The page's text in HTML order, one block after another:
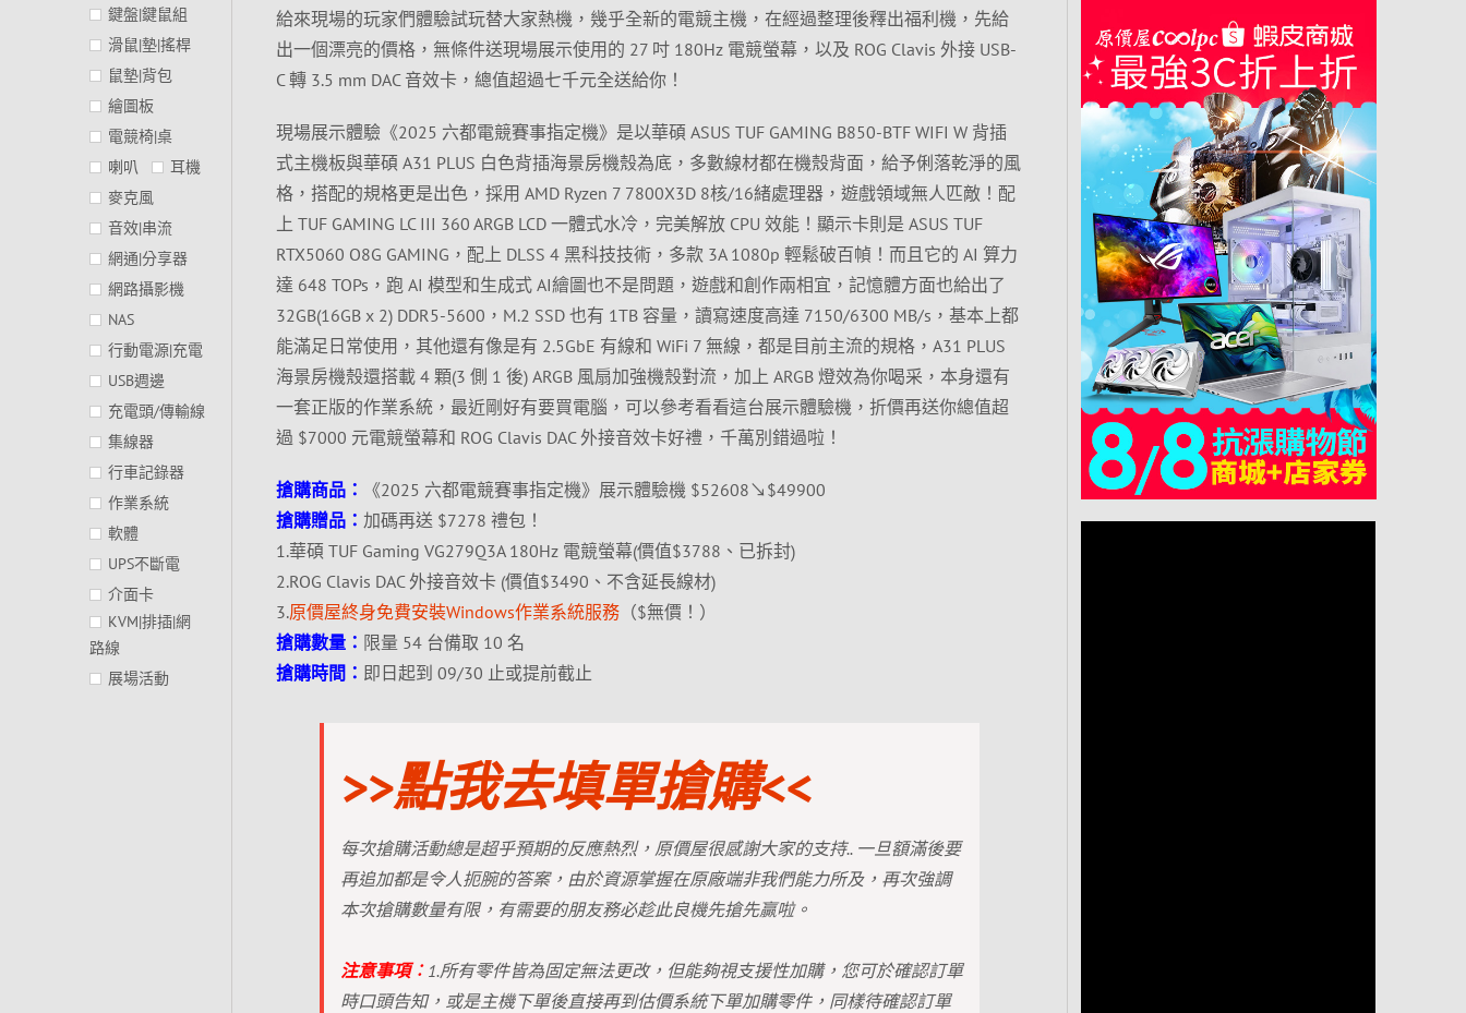
給來現場的玩家們體驗試玩替大家熱機，幾乎全新的電競主機，在經過整理後釋出福利機，先給
出一個漂亮的價格，無條件送現場展示使用的 27 吋 180Hz 電競螢幕，以及 ROG Clavis 外接 USB-
C 轉 3.5 mm DAC 音效卡，總值超過七千元全送給你！
現場展示體驗《2025 六都電競賽事指定機》是以華碩 ASUS TUF GAMING B850-BTF WIFI W 背插
式主機板與華碩 A31 PLUS 白色背插海景房機殼為底，多數線材都在機殼背面，給予俐落乾淨的風
格，搭配的規格更是出色，採用 AMD Ryzen 7 7800X3D 8核/16緒處理器，遊戲領域無人匹敵！配
上 TUF GAMING LC III 360 ARGB LCD 一體式水冷，完美解放 CPU 效能！顯示卡則是 ASUS TUF
RTX5060 O8G GAMING，配上 DLSS 4 黑科技技術，多款 3A 1080p 輕鬆破百幀！而且它的 AI 算力
達 648 TOPs，跑 AI 模型和生成式 AI繪圖也不是問題，遊戲和創作兩相宜，記憶體方面也給出了
32GB(16GB x 2) DDR5-5600，M.2 SSD 也有 1TB 容量，讀寫速度高達 7150/6300 MB/s，基本上都
能滿足日常使用，其他還有像是有 2.5GbE 有線和 WiFi 7 無線，都是目前主流的規格，A31 PLUS
海景房機殼還搭載 4 顆(3 側 1 後) ARGB 風扇加強機殼對流，加上 ARGB 燈效為你喝采，本身還有
一套正版的作業系統，最近剛好有要買電腦，可以參考看看這台展示體驗機，折價再送你總值超
過 $7000 元電競螢幕和 ROG Clavis DAC 外接音效卡好禮，千萬別錯過啦！
搶購商品：
《2025 六都電競賽事指定機》展示體驗機 $52608↘$49900
搶購贈品： 加碼再送 $7278 禮包！
1.華碩 TUF Gaming VG279Q3A 180Hz 電競螢幕(價值$3788、已拆封)
2.ROG Clavis DAC 外接音效卡 (價值$3490、不含延長線材)
3.原價屋終身免費安裝Windows作業系統服務（$無價！）
搶購數量： 限量 54 台備取 10 名
搶購時間： 即日起到 09/30 止或提前截止
>>點我去填單搶購<<
每次搶購活動總是超乎預期的反應熱烈，原價屋很感謝大家的支持.. 一旦額滿後要
再追加都是令人扼腕的答案，由於資源掌握在原廠端非我們能力所及，再次強調
本次搶購數量有限，有需要的朋友務必趁此良機先搶先贏啦。
注意事項︰ 1.所有零件皆為固定無法更改，但能夠視支援性加購，您可於確認訂單
時口頭告知，或是主機下單後直接再到估價系統下單加購零件，同樣待確認訂單
鍵盤|鍵鼠組
滑鼠|墊|搖桿
鼠墊|背包
繪圖板
電競椅|桌
喇叭
耳機
麥克風
音效|串流
網通|分享器
網路攝影機
NAS
行動電源|充電
USB週邊
充電頭/傳輸線
集線器
行車記錄器
作業系統
軟體
UPS不斷電
介面卡
KVM|排插|網
路線
展場活動